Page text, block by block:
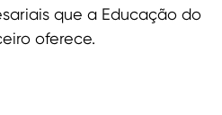
que a Educação do
oferece.